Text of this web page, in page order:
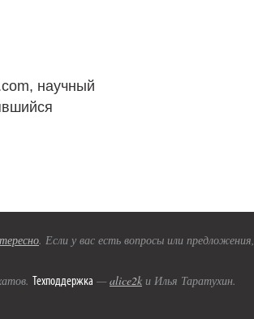
научный
. Если у вас есть вопросы или предложения,
Техподдержка —alice2k и Илья Таратухин.